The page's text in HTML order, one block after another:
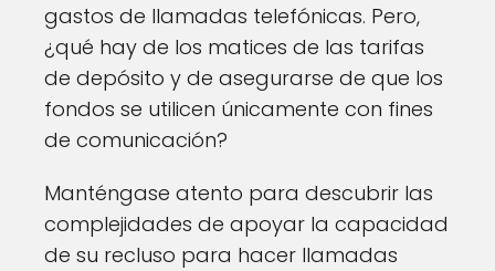
gastos de llamadas telefónicas. Pero,
¿qué hay de los matices de las tarifas
de depósito y de asegurarse de que los
fondos se utilicen únicamente con fines
de comunicación?
Manténgase atento para descubrir las
complejidades de apoyar la capacidad
de su recluso para hacer llamadas